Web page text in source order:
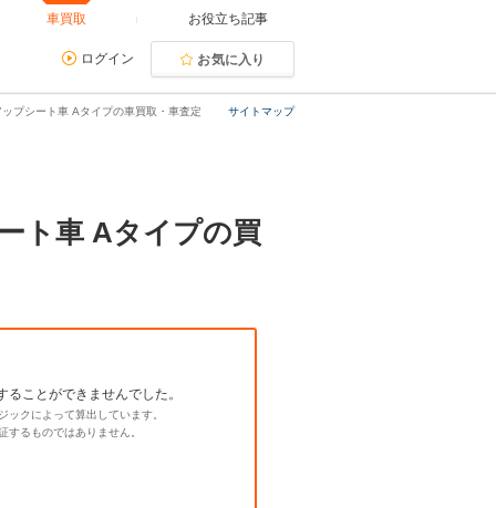
車買取 お役立ち記事
ログイン お気に入り
サイトマップ
プシート車 Aタイプの車買取・車査定
ト車 Aタイプの買
ことができませんでした。
クによって算出しています。
るものではありません。